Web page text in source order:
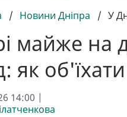
/ Новини Дніпра / У
майже на
як об'їхати
14:00 |